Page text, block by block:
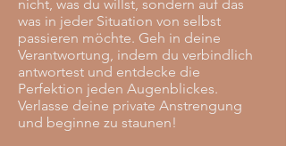
nicht, was du willst, sondern auf das
was in jeder Situation von selbst
passieren möchte. Geh in deine
Verantwortung, indem du verbindlich
antwortest und entdecke die
Perfektion jeden Augenblickes.
Verlasse deine private Anstrengung
und beginne zu staunen!